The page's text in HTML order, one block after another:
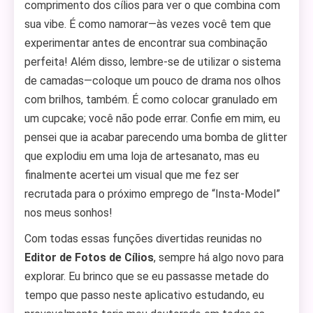
comprimento dos cílios para ver o que combina com
sua vibe. É como namorar—às vezes você tem que
experimentar antes de encontrar sua combinação
perfeita! Além disso, lembre-se de utilizar o sistema
de camadas—coloque um pouco de drama nos olhos
com brilhos, também. É como colocar granulado em
um cupcake; você não pode errar. Confie em mim, eu
pensei que ia acabar parecendo uma bomba de glitter
que explodiu em uma loja de artesanato, mas eu
finalmente acertei um visual que me fez ser
recrutada para o próximo emprego de “Insta-Model”
nos meus sonhos!
Com todas essas funções divertidas reunidas no
Editor de Fotos de Cílios, sempre há algo novo para
explorar. Eu brinco que se eu passasse metade do
tempo que passo neste aplicativo estudando, eu